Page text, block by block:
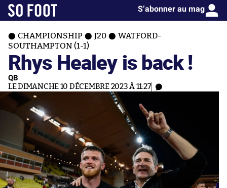
S’abonner au mag
CHAMPIONSHIP J20
WATFORD-
SOUTHAMPTON (1-1)
Rhys Healey is back !
QB
LE DIMANCHE 10 DÉCEMBRE 2023 À 11:27